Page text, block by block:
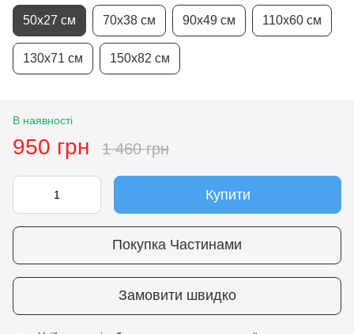
50х27 см 70х38 см 90х49 см 110х60 см
130х71 см 150х82 см
В наявності
950 грн 1 460 грн
Купити
Покупка Частинами
Замовити швидко